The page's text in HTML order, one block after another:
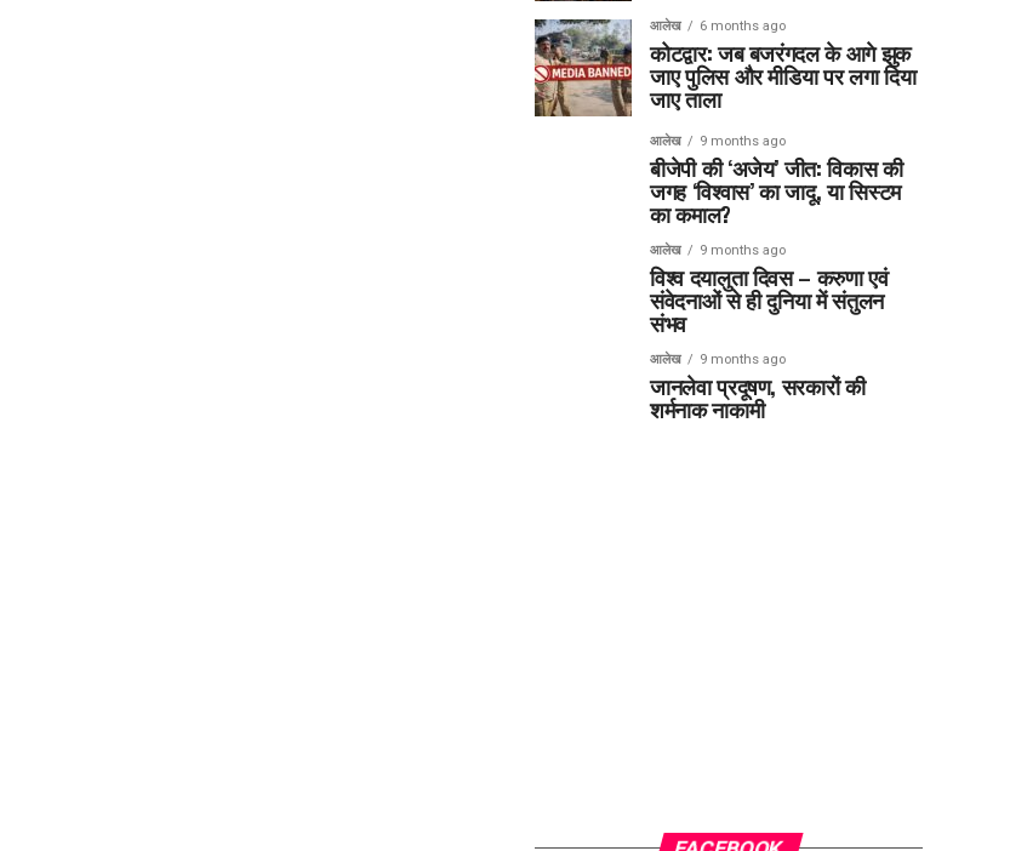
आलेख 6 months ago
कोटद्वार: जब बजरंगदल के आगे झुक
जाए पुलिस और मीडिया पर लगा दिया
जाए ताला
आलेख 9 months ago
बीजेपी की ‘अजेय’ जीत: विकास की
जगह ‘विश्वास’ का जादू, या सिस्टम
का कमाल?
आलेख 9 months ago
विश्व दयालुता दिवस – करुणा एवं
संवेदनाओं से ही दुनिया में संतुलन
संभव
आलेख 9 months ago
जानलेवा प्रदूषण, सरकारों की
शर्मनाक नाकामी